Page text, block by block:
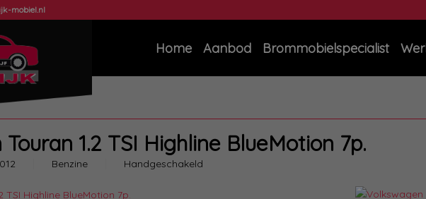
mobiel.nl
Home Aanbod Brommobielspecialist
1.2 TSI Highline BlueMotion 7p.
Benzine Handgeschakeld